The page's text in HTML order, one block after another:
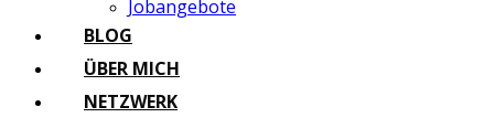
Jobangebote
BLOG
ÜBER MICH
NETZWERK